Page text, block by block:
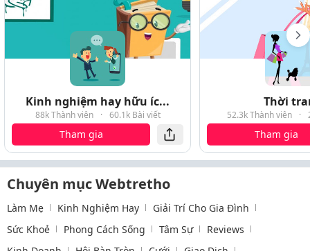
Kinh nghiệm hay hữu íc...
88k Thành viên · 60.1k Bài viết
Tham gia
Thời
52.3k Thành viên ·
Tham gia
Chuyên mục Webtretho
Làm Mẹ Kinh Nghiệm Hay
Giải Trí Cho Gia Đình
Sức Khoẻ
Phong Cách Sống Tâm Sự
Reviews